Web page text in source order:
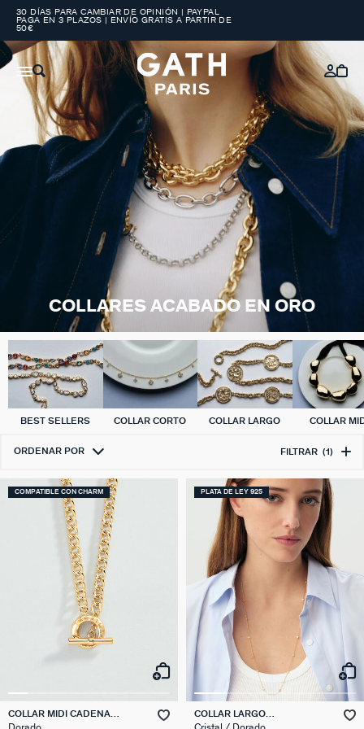
30 DÍAS PARA CAMBIAR DE OPINIÓN | PAYPAL
PAGA EN 3 PLAZOS | ENVÍO GRATIS A PARTIR DE
50€
COLLARES ACABADO EN ORO
BEST SELLERS COLLAR CORTO COLLAR LARGO COLLAR
ORDENAR POR FILTRAR (1)
COMPATIBLE CON CHARM
COLLAR MIDI CADENA
GOURMETTE
PLATA DE LEY 925
COLLAR LARGO
NEC6BRILLANT